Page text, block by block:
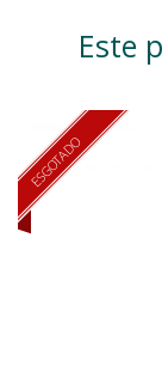
Este
ESGOTADO